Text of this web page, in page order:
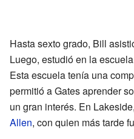
Hasta sexto grado, Bill
Luego, estudió en la
Esta escuela tenía una
permitió a Gates aprender
un gran interés. En
Allen, con quien más tarde